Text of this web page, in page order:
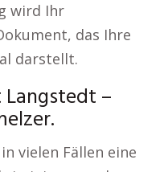
wird Ihr
das Ihre
darstellt.
–
vielen Fällen eine